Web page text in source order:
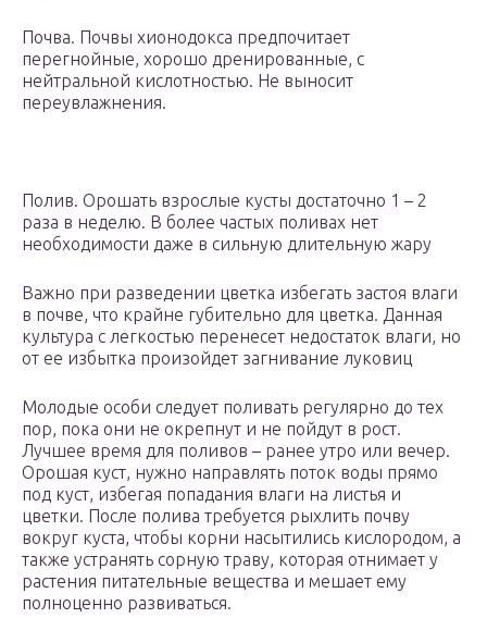
Почва. Почвы хионодокса предпочитает
перегнойные, хорошо дренированные, с
нейтральной кислотностью. Не выносит
переувлажнения.
Полив. Орошать взрослые кусты достаточно 1 – 2
раза в неделю. В более частых поливах нет
необходимости даже в сильную длительную жару
Важно при разведении цветка избегать застоя влаги
в почве, что крайне губительно для цветка. Данная
культура с легкостью перенесет недостаток влаги, но
от ее избытка произойдет загнивание луковиц
Молодые особи следует поливать регулярно до тех
пор, пока они не окрепнут и не пойдут в рост.
Лучшее время для поливов – ранее утро или вечер.
Орошая куст, нужно направлять поток воды прямо
под куст, избегая попадания влаги на листья и
цветки. После полива требуется рыхлить почву
вокруг куста, чтобы корни насытились кислородом, а
также устранять сорную траву, которая отнимает у
растения питательные вещества и мешает ему
полноценно развиваться.